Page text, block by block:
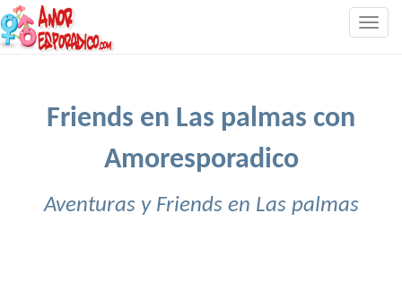
Friends en Las palmas con
Amoresporadico
Aventuras y Friends en Las palmas